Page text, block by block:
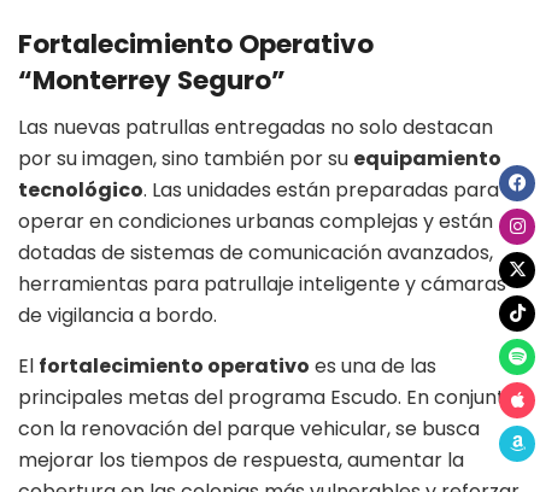
Fortalecimiento Operativo
“Monterrey Seguro”
Las nuevas patrullas entregadas no solo destacan
por su imagen, sino también por su equipamiento
tecnológico. Las unidades están preparadas para
operar en condiciones urbanas complejas y están
dotadas de sistemas de comunicación avanzados,
herramientas para patrullaje inteligente y cámaras
de vigilancia a bordo.
El fortalecimiento operativo es una de las
principales metas del programa Escudo. En conjunto
con la renovación del parque vehicular, se busca
mejorar los tiempos de respuesta, aumentar la